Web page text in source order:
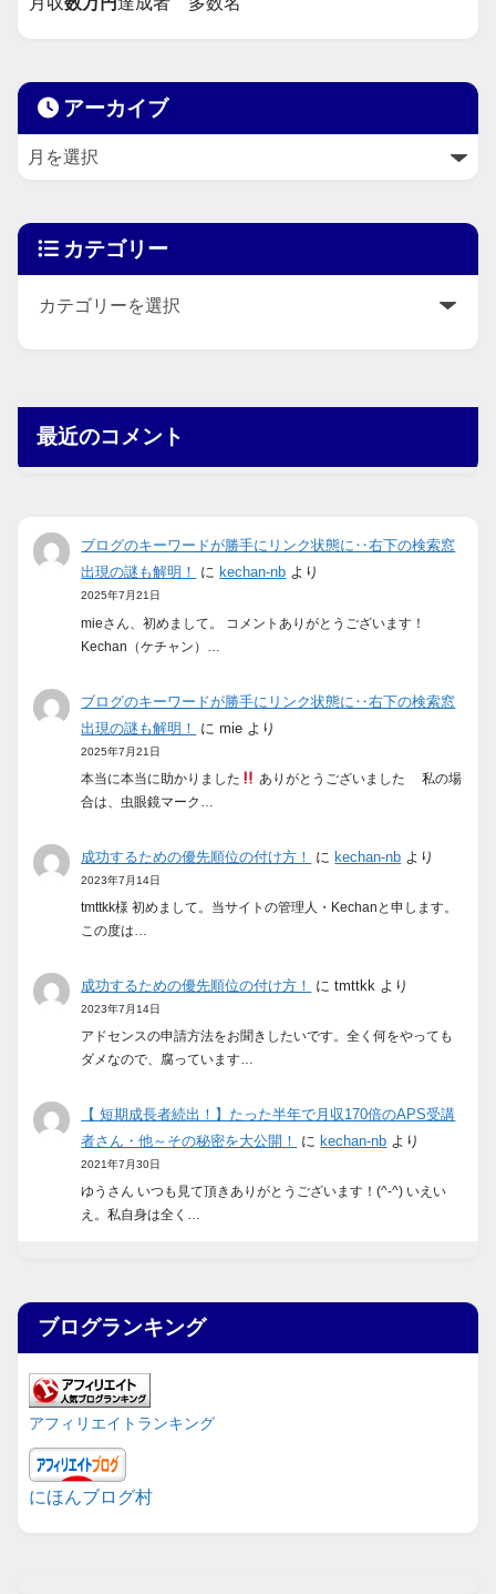
アーカイブ
カテゴリー
最近のコメント
ブログのキーワードが勝手にリンク状態に‥右下の検索窓
出現の謎も解明！
に kechan-nb より
2025年7月21日
mieさん、初めまして。 コメントありがとうございます！
Kechan（ケチャン）…
ブログのキーワードが勝手にリンク状態に‥右下の検索窓
出現の謎も解明！
にmie より
2025年7月21日
本当に本当に助かりました
ありがとうございました 私の場
合は、虫眼鏡マーク…
成功するための優先順位の付け方！ に kechan-nb より
2023年7月14日
tmttkk様 初めまして。当サイトの管理人・Kechanと申します。
この度は…
成功するための優先順位の付け方！ にtmttkk より
2023年7月14日
アドセンスの申請方法をお聞きしたいです。全く何をやっても
ダメなので、腐っています…
【 短期成長者続出！】たった半年で月収170倍のAPS受講
者さん・他～その秘密を大公開！
に kechan-nb より
2021年7月30日
ゆうさん いつも見て頂きありがとうございます！(^-^) いえい
え。私自身は全く…
ブログランキング
アフィリエイトランキング
にほんブログ村